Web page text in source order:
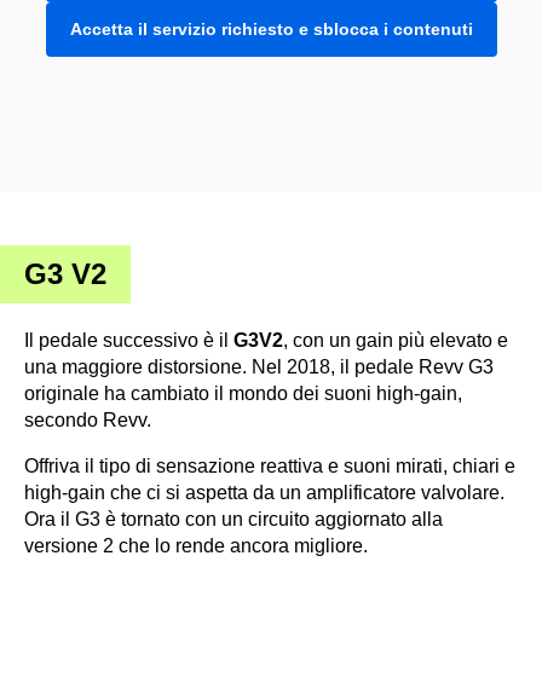
Accetta il servizio richiesto e sblocca i contenuti
G3 V2
Il pedale successivo è il G3V2, con un gain più elevato e
una maggiore distorsione. Nel 2018, il pedale Revv G3
originale ha cambiato il mondo dei suoni high-gain,
secondo Revv.
Offriva il tipo di sensazione reattiva e suoni mirati, chiari e
high-gain che ci si aspetta da un amplificatore valvolare.
Ora il G3 è tornato con un circuito aggiornato alla
versione 2 che lo rende ancora migliore.